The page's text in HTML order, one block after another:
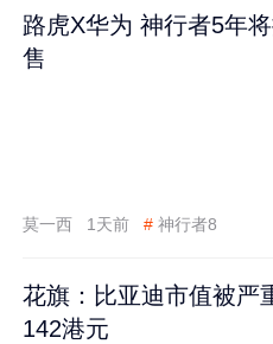
路虎X华为 神行者5年
售
莫一西 1天前 # 神行者8
花旗：比亚迪市值被严
142港元